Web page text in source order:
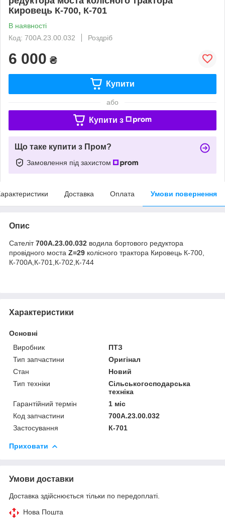
Кировець К-700, К-701
В наявності
Код: 700А.23.00.032
Роздріб
6 000 ₴
Купити
або
Купити з
Що таке купити з Пром?
Замовлення під захистом
Доставка Оплата Умови повернення
Опис
Сателіт700А.23.00.032 водила бортового редуктора
провідного моста Z=29 колісного трактора Кировець К-700,
К-700А,К-701,К-702,К-744
Характеристики
Основні
Виробник
ПТЗ
Тип запчастини
Оригінал
Стан
Новий
Тип техніки
Сільськогосподарська
техніка
Гарантійний термін
1 міс
Код запчастини
700А.23.00.032
Застосування
К-701
Приховати
Умови доставки
Доставка здійснюється тільки по передоплаті.
Нова Пошта